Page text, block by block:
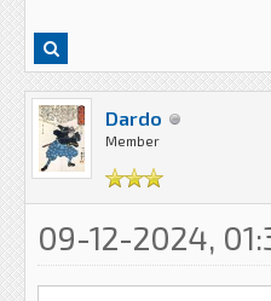
Dardo
Member
09-12-2024,